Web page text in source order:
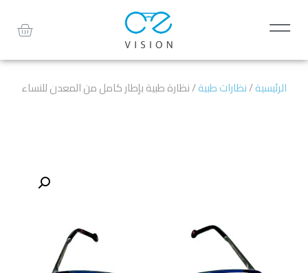
الرئيسية/نظارات طبية/ نظارة طبية بإطار كامل من المعدن للنساء